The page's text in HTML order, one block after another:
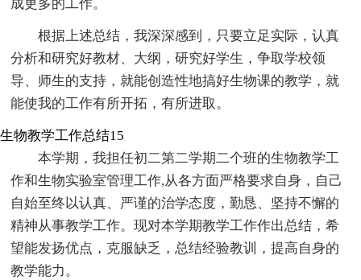
成更多的工作。
根据上述总结，我深深感到，只要立足实际，认真
分析和研究好教材、大纲，研究好学生，争取学校领
导、师生的支持，就能创造性地搞好生物课的教学，就
能使我的工作有所开拓，有所进取。
生物教学工作总结15
本学期，我担任初二第二学期二个班的生物教学工
作和生物实验室管理工作,从各方面严格要求自身，自己
自始至终以认真、严谨的治学态度，勤恳、坚持不懈的
精神从事教学工作。现对本学期教学工作作出总结，希
望能发扬优点，克服缺乏，总结经验教训，提高自身的
教学能力。